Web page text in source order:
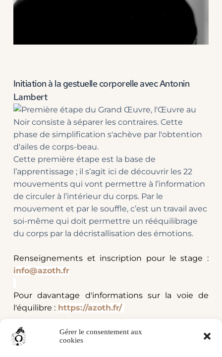
Gérer le consentement aux
cookies
Initiation à la gestuelle corporelle avec Antonin
Lambert
Cette première étape est la base de
l’apprentissage ; il s’agit ici de découvrir les 22
mouvements qui vont permettre à l’information
de circuler à l’intérieur du corps. Par le
mouvement et par le souffle, c’est un travail avec
soi-même qui doit permettre un rééquilibrage
du corps par la décristallisation des émotions.
Renseignements et inscription pour le stage :
info@azoth.fr
Pour davantage d'informations sur la voie de
l'équilibre : https://azoth.fr/